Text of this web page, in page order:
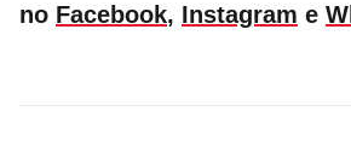
no Facebook, Instagram e